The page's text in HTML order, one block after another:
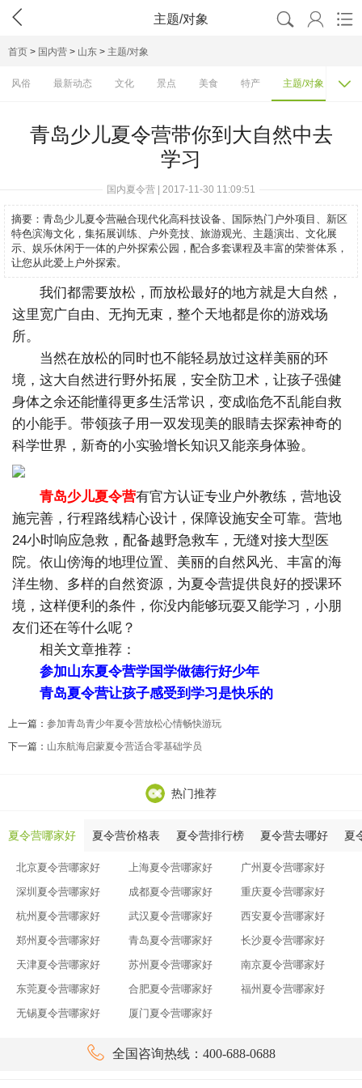
 主题/对象   
首页 > 国内营 > 山东 > 主题/对象
风俗 最新动态 文化 景点 美食 特产 主题/对象 费

青岛少儿夏令营带你到大自然中去
学习
国内夏令营 | 2017-11-30 11:09:51
摘要： 青岛少儿夏令营融合现代化高科技设备、国际热门户外项目、新区
特色滨海文化，集拓展训练、户外竞技、旅游观光、主题演出、文化展
示、娱乐休闲于一体的户外探索公园，配合多套课程及丰富的荣誉体系，
让您从此爱上户外探索。
我们都需要放松，而放松最好的地方就是大自然，
这里宽广自由、无拘无束，整个天地都是你的游戏场
所。
当然在放松的同时也不能轻易放过这样美丽的环
境，这大自然进行野外拓展，安全防卫术，让孩子强健
身体之余还能懂得更多生活常识，变成临危不乱能自救
的小能手。带领孩子用一双发现美的眼睛去探索神奇的
科学世界，新奇的小实验增长知识又能亲身体验。
青岛少儿夏令营有官方认证专业户外教练，营地设
施完善，行程路线精心设计，保障设施安全可靠。营地
24小时响应急救，配备越野急救车，无缝对接大型医
院。依山傍海的地理位置、美丽的自然风光、丰富的海
洋生物、多样的自然资源，为夏令营提供良好的授课环
境，这样便利的条件，你没内能够玩耍又能学习，小朋
友们还在等什么呢？
相关文章推荐：
参加山东夏令营学国学做德行好少年
青岛夏令营让孩子感受到学习是快乐的
上一篇： 参加青岛青少年夏令营放松心情畅快游玩
下一篇： 山东航海启蒙夏令营适合零基础学员
热门推荐
夏令营哪家好 夏令营价格表 夏令营排行榜 夏令营去哪好 夏
北京夏令营哪家好 上海夏令营哪家好
广州夏令营哪家好
深圳夏令营哪家好
成都夏令营哪家好
重庆夏令营哪家好
杭州夏令营哪家好
武汉夏令营哪家好
西安夏令营哪家好
郑州夏令营哪家好
青岛夏令营哪家好
长沙夏令营哪家好
天津夏令营哪家好
苏州夏令营哪家好
南京夏令营哪家好
东莞夏令营哪家好
合肥夏令营哪家好
福州夏令营哪家好
无锡夏令营哪家好
厦门夏令营哪家好
 全国咨询热线：400-688-0688